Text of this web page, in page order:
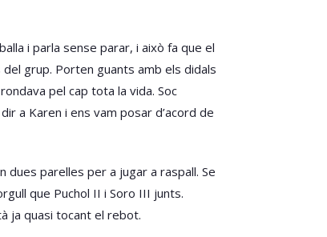
i parla sense parar, i això fa que el
grup. Porten guants amb els didals
pel cap tota la vida. Soc
a Karen i ens vam posar d’acord de
dues parelles per a jugar a raspall. Se
que Puchol II i Soro III junts.
ja quasi tocant el rebot.